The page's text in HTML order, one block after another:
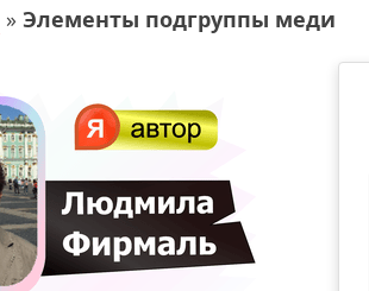
» Элементы подгруппы меди